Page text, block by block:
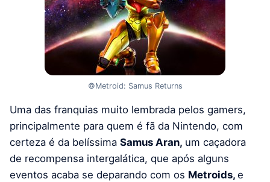
©Metroid: Samus Returns
Uma das franquias muito lembrada pelos gamers,
principalmente para quem é fã da Nintendo, com
certeza é da belíssima Samus Aran, um caçadora
de recompensa intergalática, que após alguns
eventos acaba se deparando com os Metroids, e